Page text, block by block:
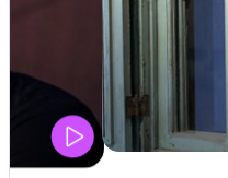
UEFA SUPERPOKAL